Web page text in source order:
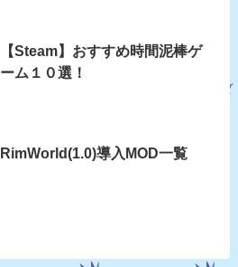
【Steam】おすすめ時間泥棒ゲ
ーム１０選！
RimWorld(1.0)導入MOD一覧